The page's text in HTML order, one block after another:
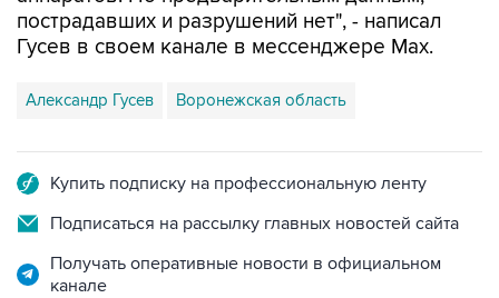
пострадавших и разрушений нет", - написал
Гусев в своем канале в мессенджере Max.
Александр Гусев Воронежская область
Купить подписку на профессиональную ленту
Подписаться на рассылку главных новостей сайта
Получать оперативные новости в официальном
канале